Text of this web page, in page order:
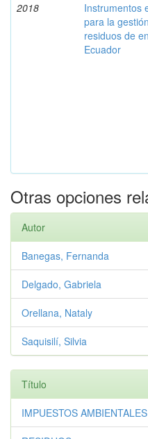
2018
Instrumentos
para la
residuos de
Ecuador
Otras opciones
Autor
Banegas, Fernanda
Delgado, Gabriela
Orellana, Nataly
Saquisilí, Silvia
Título
IMPUESTOS AMBIENTALES